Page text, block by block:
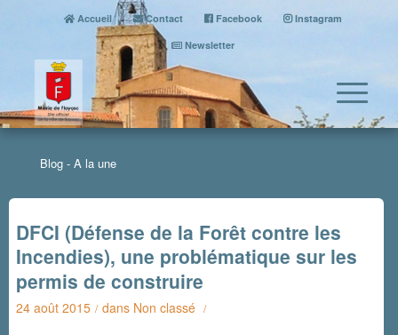
Accueil Contact Facebook
Instagram
Newsletter
Blog - A la une
DFCI (Défense de la Forêt contre les
Incendies), une problématique sur les
permis de construire
24 août 2015 / dans Non classé /